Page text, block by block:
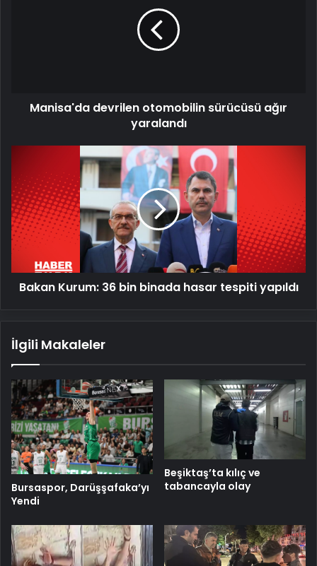
Manisa'da devrilen otomobilin sürücüsü ağır
yaralandı
36
bin
binada
hasar
tespiti
yapıldı
Bakan Kurum: 36 bin binada hasar tespiti yapıldı
İlgili Makaleler
Bursaspor, Darüşşafaka’yı
Yendi
Beşiktaş’ta kılıç ve
tabancayla olay